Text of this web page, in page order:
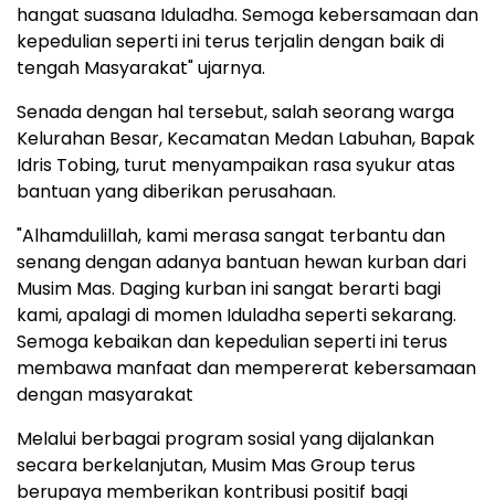
hangat suasana Iduladha. Semoga kebersamaan dan
kepedulian seperti ini terus terjalin dengan baik di
tengah Masyarakat" ujarnya.
Senada dengan hal tersebut, salah seorang warga
Kelurahan Besar, Kecamatan Medan Labuhan, Bapak
Idris Tobing, turut menyampaikan rasa syukur atas
bantuan yang diberikan perusahaan.
"Alhamdulillah, kami merasa sangat terbantu dan
senang dengan adanya bantuan hewan kurban dari
Musim Mas. Daging kurban ini sangat berarti bagi
kami, apalagi di momen Iduladha seperti sekarang.
Semoga kebaikan dan kepedulian seperti ini terus
membawa manfaat dan mempererat kebersamaan
dengan masyarakat
Melalui berbagai program sosial yang dijalankan
secara berkelanjutan, Musim Mas Group terus
berupaya memberikan kontribusi positif bagi